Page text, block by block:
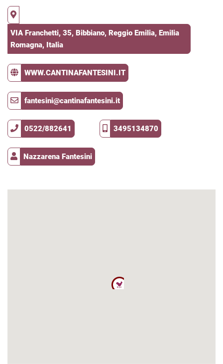
VIA Franchetti, 35, Bibbiano, Reggio Emilia, Emilia
Romagna, Italia
WWW.CANTINAFANTESINI.IT
fantesini@cantinafantesini.it
0522/882641 3495134870
Nazzarena Fantesini